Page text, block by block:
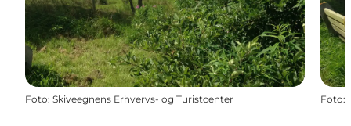
Foto: Skiveegnens Erhvervs- og Turistcenter Foto: